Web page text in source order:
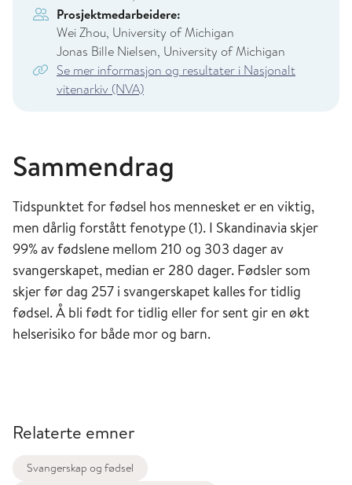
Prosjektmedarbeidere:
Wei Zhou, University of Michigan
Jonas Bille Nielsen, University of Michigan
Se mer informasjon og resultater i Nasjonalt
vitenarkiv (NVA)
Sammendrag
Tidspunktet for fødsel hos mennesket er en viktig,
men dårlig forstått fenotype (1). I Skandinavia skjer
99% av fødslene mellom 210 og 303 dager av
svangerskapet, median er 280 dager. Fødsler som
skjer før dag 257 i svangerskapet kalles for tidlig
fødsel. Å bli født for tidlig eller for sent gir en økt
helserisiko for både mor og barn.
Relaterte emner
Svangerskap og fødsel